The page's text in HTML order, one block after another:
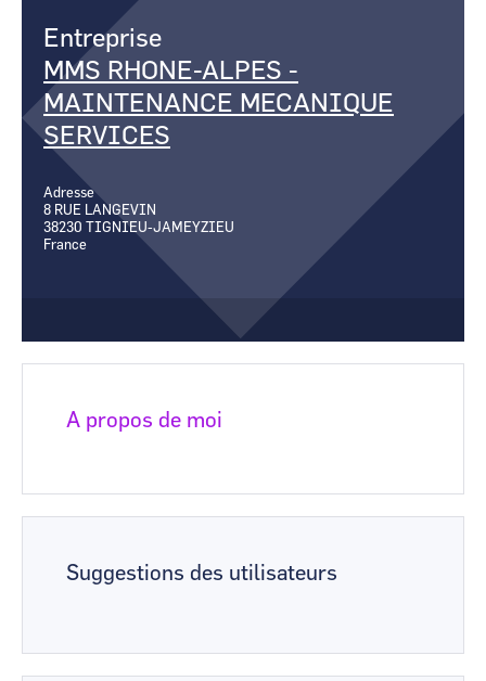
CCI Business
Occitanie
CCI Business
Pays de la Loire
CCI Business
Occitanie
CCI Business
Pays de la Loire
Entreprise
MMS RHONE-ALPES -
MAINTENANCE MECANIQUE
SERVICES
Adresse
8 RUE LANGEVIN
38230
TIGNIEU-JAMEYZIEU
France
A propos de moi
Suggestions des utilisateurs